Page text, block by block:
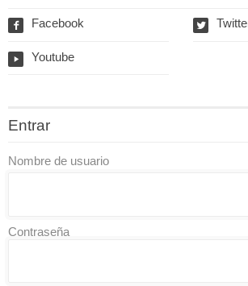
f Facebook w
y Youtube
Entrar
Nombre de usuario
Contraseña